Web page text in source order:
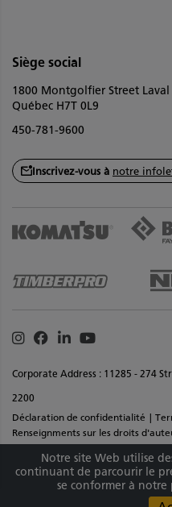
Siège social
1800 Montgolfier Street Laval
Québec H7T 0L9
450-781-9600
Inscrivez-vous à notre
Corporate Address : 11285 - 274
2200
Déclaration de confidentialité
Renseignments sur les droits
Copyright © 2026 Équipement
spécifications sont sujets à
Instagram
Facebook
LinkedinYoutube
Notre site Web utilise
continuant de parcourir le
se conformer à